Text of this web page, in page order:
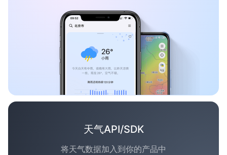
天气API/SDK
将天气数据加入到你的产品中